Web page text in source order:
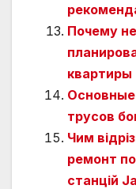
Почему
квартиры
трусов
Чим
ремонт
станцій